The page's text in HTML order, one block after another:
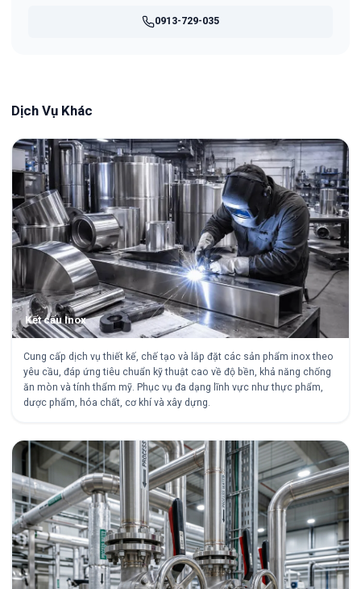
0913-729-035
Dịch Vụ Khác
Kết cấu Inox
Cung cấp dịch vụ thiết kế, chế tạo và lắp đặt các sản phẩm inox theo
yêu cầu, đáp ứng tiêu chuẩn kỹ thuật cao về độ bền, khả năng chống
ăn mòn và tính thẩm mỹ. Phục vụ đa dạng lĩnh vực như thực phẩm,
dược phẩm, hóa chất, cơ khí và xây dựng.